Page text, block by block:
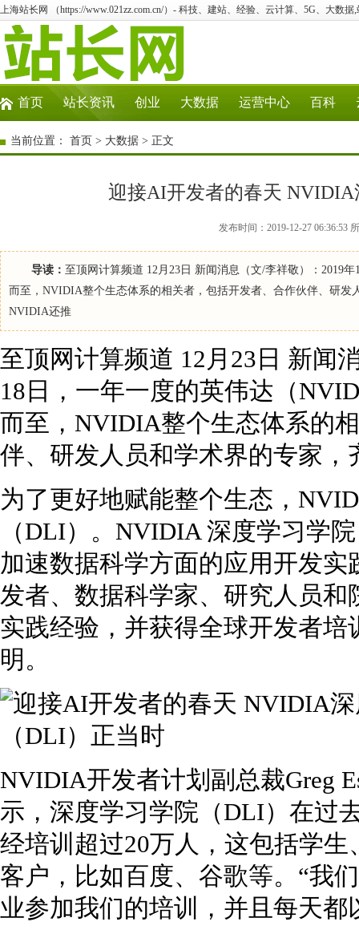
上海站长网 （https://www.021zz.com.cn/）- 科技、建站、经验、云计算、5G、大数据
首页 站长资讯 创业 大数据 运营中心 百科
当前位置： 首页 > 大数据 > 正文
迎接AI开发者的春天
发布时间：2019-12-27 06:36:53
导读： 至顶网计算频道 12月23日 新闻消息（文/李祥敬）：2019
而至，NVIDIA整个生态体系的相关者，包括开发者、合作伙伴、研
NVIDIA还推
至顶网计算频道 12月23日 新闻
18日，一年一度的英伟达（
而至，NVIDIA整个生态体系的
伴、研发人员和学术界的专家，
为了更好地赋能整个生态，
（DLI）。NVIDIA 深度学习学
加速数据科学方面的应用开发
发者、数据科学家、研究人员
实践经验，并获得全球开发者
明。
NVIDIA开发者计划副总裁Greg
示，深度学习学院（DLI）在过
经培训超过20万人，这包括学
客户，比如百度、谷歌等。“我
业参加我们的培训，并且每天都